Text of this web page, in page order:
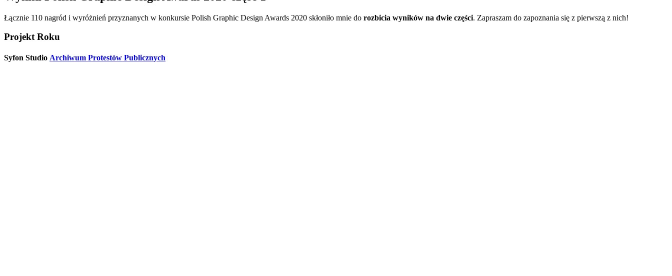
Łącznie 110 nagród i wyróżnień przyznanych w konkursie Polish Graphic Design Awards 2020 skłoniło mnie do rozbicia wyników na dwie części. Zapraszam do zapoznania się z pierwszą z nich!
Projekt Roku
Syfon Studio Archiwum Protestów Publicznych